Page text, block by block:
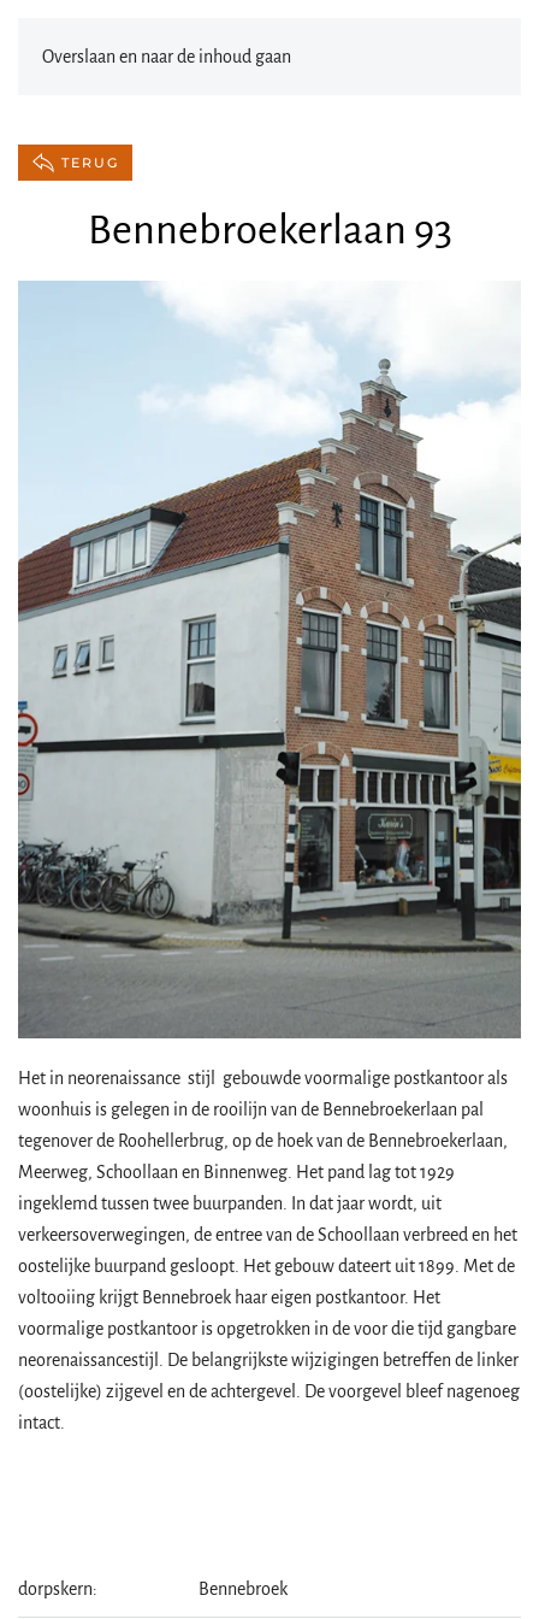
Overslaan en naar de inhoud gaan
TERUG
Bennebroekerlaan 93
Het in neorenaissance stijl gebouwde voormalige postkantoor als
woonhuis is gelegen in de rooilijn van de Bennebroekerlaan pal
tegenover de Roohellerbrug, op de hoek van de Bennebroekerlaan,
Meerweg, Schoollaan en Binnenweg. Het pand lag tot 1929
ingeklemd tussen twee buurpanden. In dat jaar wordt, uit
verkeersoverwegingen, de entree van de Schoollaan verbreed en het
oostelijke buurpand gesloopt. Het gebouw dateert uit 1899. Met de
voltooiing krijgt Bennebroek haar eigen postkantoor. Het
voormalige postkantoor is opgetrokken in de voor die tijd gangbare
neorenaissancestijl. De belangrijkste wijzigingen betreffen de linker
(oostelijke) zijgevel en de achtergevel. De voorgevel bleef nagenoeg
intact.
dorpskern: Bennebroek